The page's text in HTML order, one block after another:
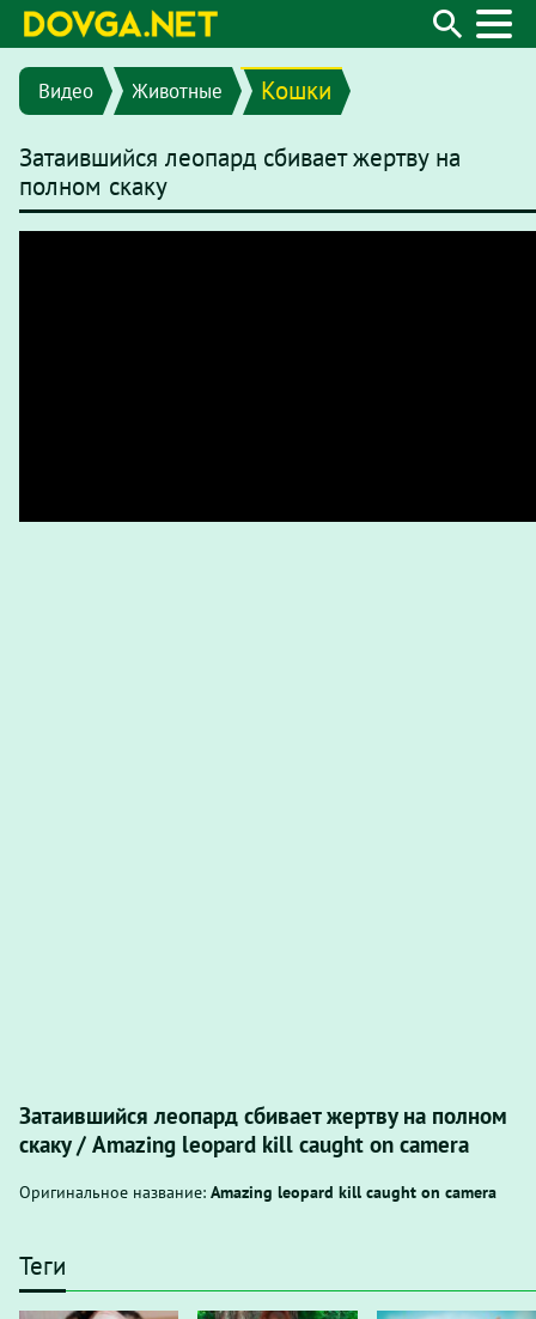
Видео Животные Кошки
Затаившийся леопард сбивает жертву на
полном скаку
Затаившийся леопард сбивает жертву на полном
скаку / Amazing leopard kill caught on camera
Оригинальное название: Amazing leopard kill caught on camera
Теги